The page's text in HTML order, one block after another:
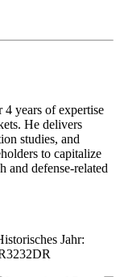
4 years of expertise
He delivers
studies, and
to capitalize
and defense-related
Jahr: